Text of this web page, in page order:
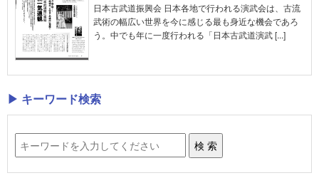
日本古武道振興会 日本各地で行われる演武会は、古流
武術の幅広い世界を今に感じる最も身近な機会であろ
う。中でも年に一度行われる「日本古武道演武 [...]
▶ キーワード検索